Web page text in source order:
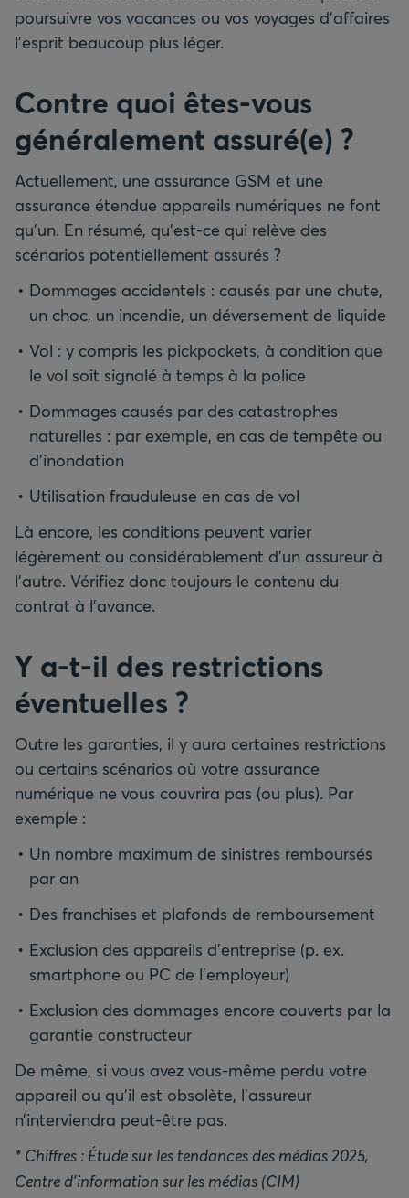
poursuivre vos vacances ou vos voyages d’affaires
l’esprit beaucoup plus léger.
Contre quoi êtes-vous
généralement assuré(e) ?
Actuellement, une assurance GSM et une
assurance étendue appareils numériques ne font
qu’un. En résumé, qu’est-ce qui relève des
scénarios potentiellement assurés ?
Dommages accidentels : causés par une chute,
un choc, un incendie, un déversement de liquide
Vol : y compris les pickpockets, à condition que
le vol soit signalé à temps à la police
Dommages causés par des catastrophes
naturelles : par exemple, en cas de tempête ou
d’inondation
Utilisation frauduleuse en cas de vol
Là encore, les conditions peuvent varier
légèrement ou considérablement d’un assureur à
l’autre. Vérifiez donc toujours le contenu du
contrat à l’avance.
Y a-t-il des restrictions
éventuelles ?
Outre les garanties, il y aura certaines restrictions
ou certains scénarios où votre assurance
numérique ne vous couvrira pas (ou plus). Par
exemple :
Un nombre maximum de sinistres remboursés
par an
Des franchises et plafonds de remboursement
Exclusion des appareils d’entreprise (p. ex.
smartphone ou PC de l’employeur)
Exclusion des dommages encore couverts par la
garantie constructeur
De même, si vous avez vous-même perdu votre
appareil ou qu’il est obsolète, l’assureur
n’interviendra peut-être pas.
* Chiffres : Étude sur les tendances des médias 2025,
Centre d’information sur les médias (CIM)